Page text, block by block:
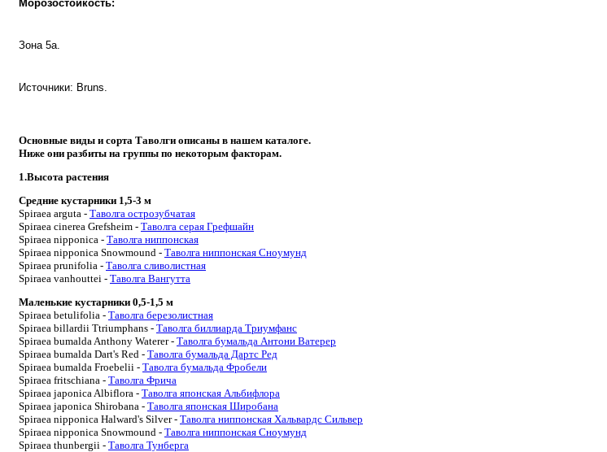
Морозостойкость:
Зона 5а.
Источники: Bruns.
Основные виды и сорта Таволги описаны в нашем каталоге.
Ниже они разбиты на группы по некоторым факторам.
1.Высота растения
Средние кустарники 1,5-3 м
Spiraea arguta - Таволга острозубчатая
Spiraea cinerea Grefsheim - Таволга серая Грефшайн
Spiraea nipponica - Таволга ниппонская
Spiraea nipponica Snowmound - Таволга ниппонская Сноумунд
Spiraea prunifolia - Таволга сливолистная
Spiraea vanhouttei - Таволга Вангутта
Маленькие кустарники 0,5-1,5 м
Spiraea betulifolia - Таволга березолистная
Spiraea billardii Ttriumphans - Таволга биллиарда Триумфанс
Spiraea bumalda Anthony Waterer - Таволга бумальда Антони Ватерер
Spiraea bumalda Dart's Red - Таволга бумальда Дартс Ред
Spiraea bumalda Froebelii - Таволга бумальда Фробели
Spiraea fritschiana - Таволга Фрича
Spiraea japonica Albiflora - Таволга японская Альбифлора
Spiraea japonica Shirobana - Таволга японская Широбана
Spiraea nipponica Halward's Silver - Таволга ниппонская Хальвардс Сильвер
Spiraea nipponica Snowmound - Таволга ниппонская Сноумунд
Spiraea thunbergii - Таволга Тунберга